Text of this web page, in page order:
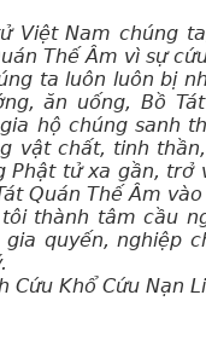
Việt Nam chúng
Thế Âm vì sự
ta luôn luôn bị
ăn uống, Bồ
hộ chúng sanh
vật chất, tinh
Phật tử xa gần,
Quán Thế Âm
thành tâm cầu
quyến, nghiệp
Cứu Khổ Cứu Nạn